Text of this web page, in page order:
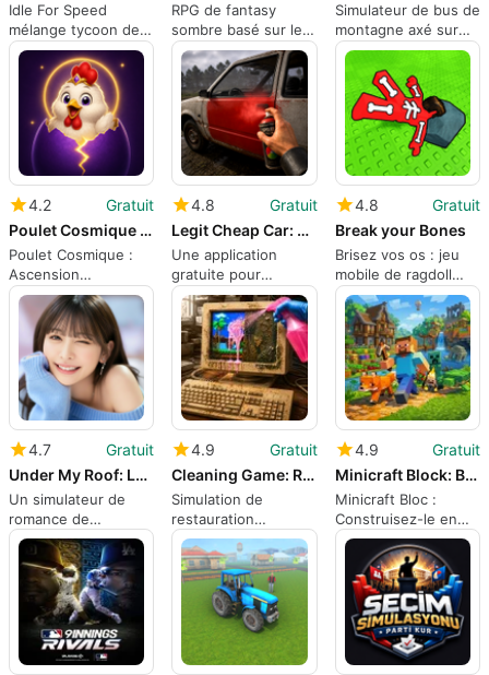
Idle For Speed
mélange tycoon de
garage avec course
de rue
RPG de fantasy
sombre basé sur le
tap avec des boss
chronométrés et un
support pour
animaux de
compagnie
Simulateur de bus de
montagne axé sur
des trajets de
passagers hors
route précis
4.2
Gratuit
Poulet Cosmique : Ascension
Poulet Cosmique :
Ascension
transforme la
gestion de la volaille
en satire RPG inactif
4.8
Gratuit
Legit Cheap Car: Repair Sell
Une application
gratuite pour
Android, par Ururur.
4.8
Gratuit
Break your Bones
Brisez vos os : jeu
mobile de ragdoll
avec des scores et
des crashes
spectaculaires
4.7
Gratuit
Under My Roof: Love Stories
Un simulateur de
romance de
propriétaire qui
mélange tycoon et
jeu narratif
4.9
Gratuit
Cleaning Game: Restore and Fix
Simulation de
restauration
apaisante pour des
transformations
visuelles courtes et
satisfaisantes sur
Android
4.9
Gratuit
Minicraft Block: Build it 3D
Minicraft Bloc :
Construisez-le en
3D, jeu de création
en bac à sable
mobile sur Android